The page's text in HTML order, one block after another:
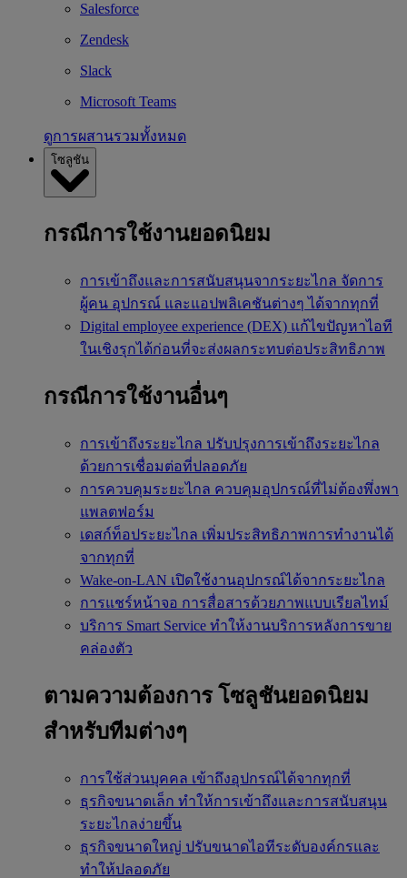
Salesforce
Zendesk
Slack
Microsoft Teams
ดูการผสานรวมทั้งหมด
โซลูชัน
กรณีการใช้งานยอดนิยม
การเข้าถึงและการสนับสนุนจากระยะไกล จัดการ
ผู้คน อุปกรณ์ และแอปพลิเคชันต่างๆ ได้จากทุกที่
Digital employee experience (DEX) แก้ไขปัญหาไอที
ในเชิงรุกได้ก่อนที่จะส่งผลกระทบต่อประสิทธิภาพ
กรณีการใช้งานอื่นๆ
การเข้าถึงระยะไกล ปรับปรุงการเข้าถึงระยะไกล
ด้วยการเชื่อมต่อที่ปลอดภัย
การควบคุมระยะไกล ควบคุมอุปกรณ์ที่ไม่ต้องพึ่งพา
แพลตฟอร์ม
เดสก์ท็อประยะไกล เพิ่มประสิทธิภาพการทำงานได้
จากทุกที่
Wake-on-LAN เปิดใช้งานอุปกรณ์ได้จากระยะไกล
การแชร์หน้าจอ การสื่อสารด้วยภาพแบบเรียลไทม์
บริการ Smart Service ทำให้งานบริการหลังการขาย
คล่องตัว
ตามความต้องการ โซลูชันยอดนิยม
สำหรับทีมต่างๆ
การใช้ส่วนบุคคล เข้าถึงอุปกรณ์ได้จากทุกที่
ธุรกิจขนาดเล็ก ทำให้การเข้าถึงและการสนับสนุน
ระยะไกลง่ายขึ้น
ธุรกิจขนาดใหญ่ ปรับขนาดไอทีระดับองค์กรและ
ทำให้ปลอดภัย